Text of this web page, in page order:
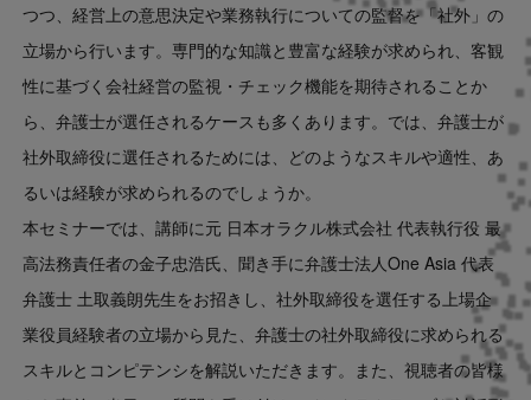
つつ、経営上の意思決定や業務執行についての監督を「社外」の
立場から行います。専門的な知識と豊富な経験が求められ、客観
性に基づく会社経営の監視・チェック機能を期待されることか
ら、弁護士が選任されるケースも多くあります。では、弁護士が
社外取締役に選任されるためには、どのようなスキルや適性、あ
るいは経験が求められるのでしょうか。
本セミナーでは、講師に元 日本オラクル株式会社 代表執行役 最
高法務責任者の金子忠浩氏、聞き手に弁護士法人One Asia 代表
弁護士 土取義朗先生をお招きし、社外取締役を選任する上場企
業役員経験者の立場から見た、弁護士の社外取締役に求められる
スキルとコンピテンシを解説いただきます。また、視聴者の皆様